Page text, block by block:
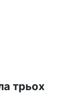
трьох